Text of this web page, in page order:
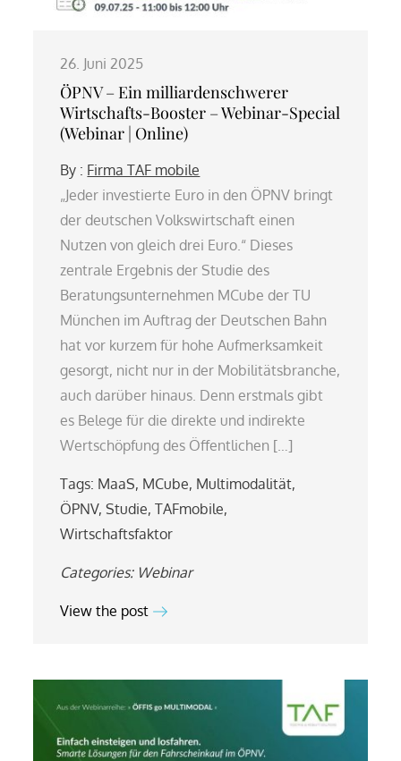
26. Juni 2025
ÖPNV – Ein milliardenschwerer
Wirtschafts-Booster – Webinar-Special
(Webinar | Online)
By : Firma TAF mobile
„Jeder investierte Euro in den ÖPNV bringt
der deutschen Volkswirtschaft einen
Nutzen von gleich drei Euro.“ Dieses
zentrale Ergebnis der Studie des
Beratungsunternehmen MCube der TU
München im Auftrag der Deutschen Bahn
hat vor kurzem für hohe Aufmerksamkeit
gesorgt, nicht nur in der Mobilitätsbranche,
auch darüber hinaus. Denn erstmals gibt
es Belege für die direkte und indirekte
Wertschöpfung des Öffentlichen […]
Tags: MaaS, MCube, Multimodalität,
ÖPNV,Studie,TAFmobile,
Wirtschaftsfaktor
Categories: Webinar
View the post